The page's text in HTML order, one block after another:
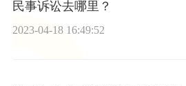
民事诉讼去哪里？
2023-04-18 16:49:52